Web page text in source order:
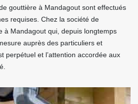
gouttière à Mandagout sont effectués
requises. Chez la société de
à Mandagout qui, depuis longtemps
auprès des particuliers et
perpétuel et l’attention accordée aux